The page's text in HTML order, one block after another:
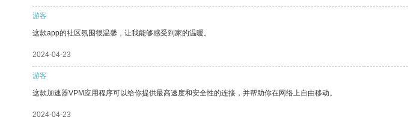
游客
这款app的社区氛围很温馨，让我能够感受到家的温暖。
2024-04-23
游客
这款加速器VPM应用程序可以给你提供最高速度和安全性的连接，并帮助你在网络上自由移动。
2024-04-23